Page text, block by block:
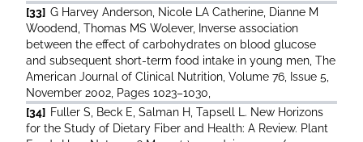
[33] G Harvey Anderson, Nicole LA Catherine, Dianne M
Woodend, Thomas MS Wolever, Inverse association
between the effect of carbohydrates on blood glucose
and subsequent short-term food intake in young men, The
American Journal of Clinical Nutrition, Volume 76, Issue 5,
November 2002, Pages 1023–1030,
[34] Fuller S, Beck E, Salman H, Tapsell L. New Horizons
for the Study of Dietary Fiber and Health: A Review. Plant